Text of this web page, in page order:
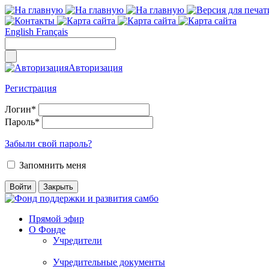
English Français
Авторизация
Регистрация
Логин*
Пароль*
Забыли свой пароль?
Запомнить меня
Прямой эфир
О Фонде
Учредители
Учредительные документы